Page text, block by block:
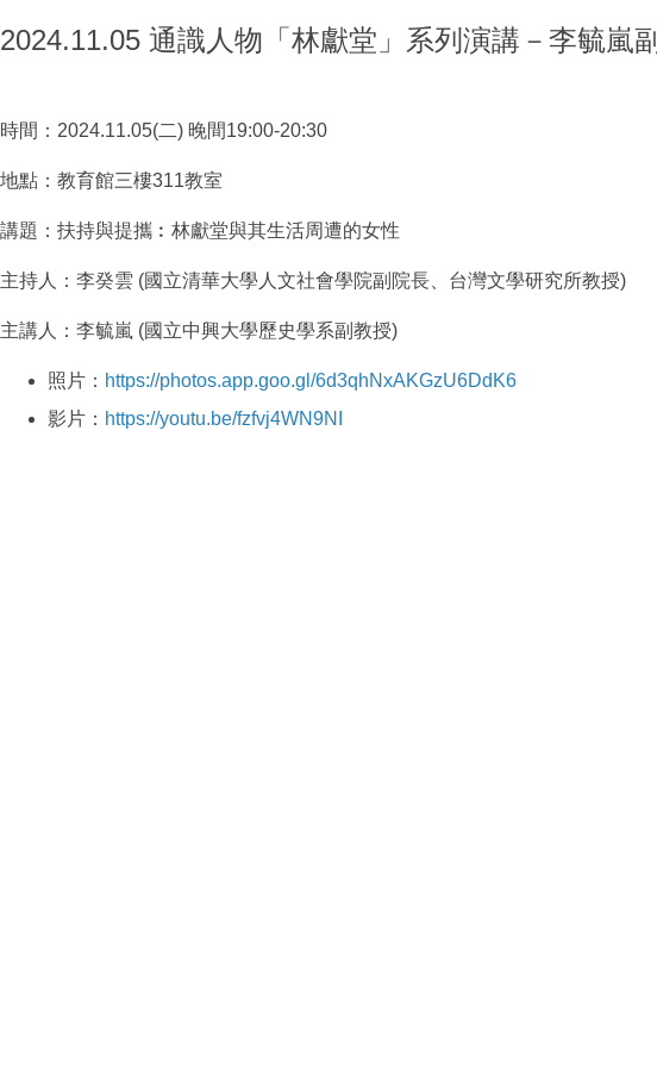
2024.11.05 通識人物「林獻堂」系列演講－李毓嵐
時間：2024.11.05(二) 晚間19:00-20:30
地點：教育館三樓311教室
講題：扶持與提攜︰林獻堂與其生活周遭的女性
主持人：李癸雲 (國立清華大學人文社會學院副院長、台灣文學研究所教授)
主講人：李毓嵐 (國立中興大學歷史學系副教授)
照片： https://photos.app.goo.gl/6d3qhNxAKGzU6DdK6
影片： https://youtu.be/fzfvj4WN9NI